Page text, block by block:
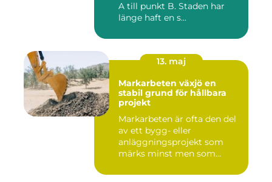
A till punkt B. Staden har
länge haft en s...
13. maj
Markarbeten växjö en
stabil grund för hållbara
projekt
Markarbeten är ofta den del
av ett bygg- eller
anläggningsprojekt som
märks minst men som